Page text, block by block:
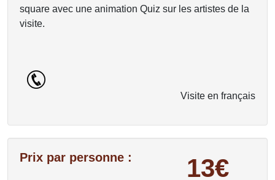
square avec une animation Quiz sur les artistes de la
visite.
Visite en français
Prix par personne : 13€